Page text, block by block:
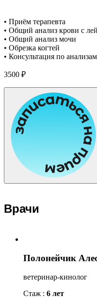
• Приём терапевта
• Общий анализ крови с
• Общий анализ мочи
• Обрезка когтей
• Консультация по анализам
3500 ₽
Врачи
Полонейчик
ветеринар-кинолог
Стаж : 6 лет